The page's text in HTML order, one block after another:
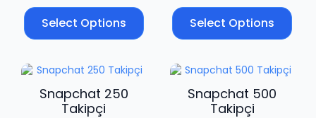
Select Options Select Options
Snapchat 250
Takipçi
Snapchat 500
Takipçi